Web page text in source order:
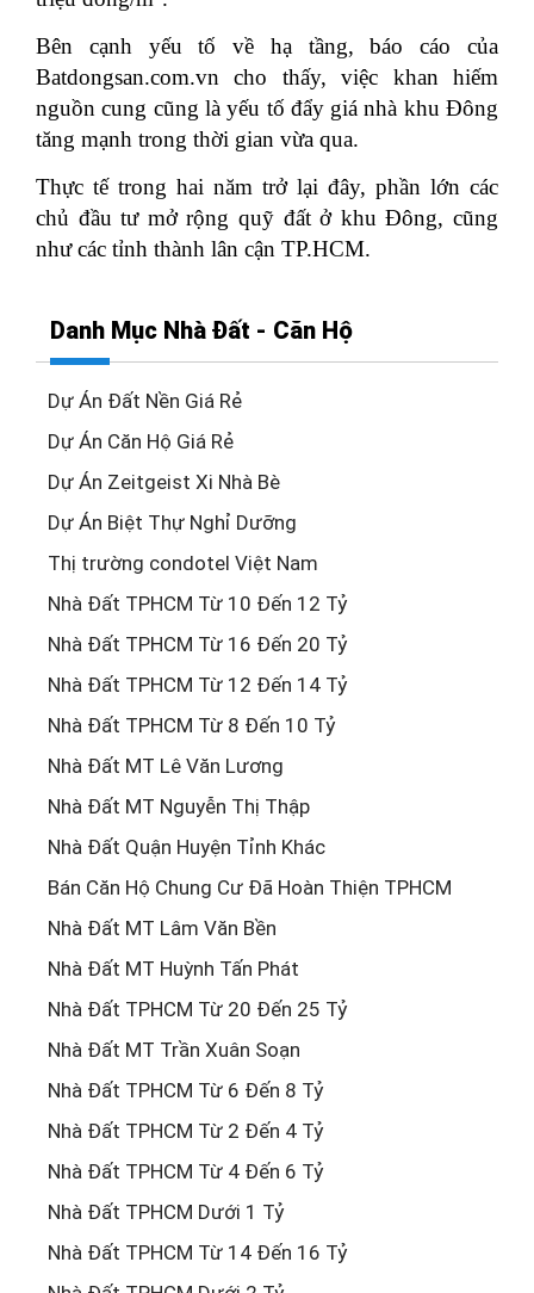
Bên cạnh yếu tố về hạ tầng, báo cáo của
Batdongsan.com.vn cho thấy, việc khan hiếm
nguồn cung cũng là yếu tố đẩy giá nhà khu Đông
tăng mạnh trong thời gian vừa qua.
Thực tế trong hai năm trở lại đây, phần lớn các
chủ đầu tư mở rộng quỹ đất ở khu Đông, cũng
như các tỉnh thành lân cận TP.HCM.
Danh Mục Nhà Đất - Căn Hộ
Dự Án Đất Nền Giá Rẻ
Dự Án Căn Hộ Giá Rẻ
Dự Án Zeitgeist Xi Nhà Bè
Dự Án Biệt Thự Nghỉ Dưỡng
Thị trường condotel Việt Nam
Nhà Đất TPHCM Từ 10 Đến 12 Tỷ
Nhà Đất TPHCM Từ 16 Đến 20 Tỷ
Nhà Đất TPHCM Từ 12 Đến 14 Tỷ
Nhà Đất TPHCM Từ 8 Đến 10 Tỷ
Nhà Đất MT Lê Văn Lương
Nhà Đất MT Nguyễn Thị Thập
Nhà Đất Quận Huyện Tỉnh Khác
Bán Căn Hộ Chung Cư Đã Hoàn Thiện TPHCM
Nhà Đất MT Lâm Văn Bền
Nhà Đất MT Huỳnh Tấn Phát
Nhà Đất TPHCM Từ 20 Đến 25 Tỷ
Nhà Đất MT Trần Xuân Soạn
Nhà Đất TPHCM Từ 6 Đến 8 Tỷ
Nhà Đất TPHCM Từ 2 Đến 4 Tỷ
Nhà Đất TPHCM Từ 4 Đến 6 Tỷ
Nhà Đất TPHCM Dưới 1 Tỷ
Nhà Đất TPHCM Từ 14 Đến 16 Tỷ